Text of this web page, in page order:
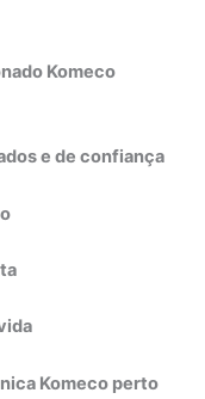
Komeco
e de confiança
Komeco perto